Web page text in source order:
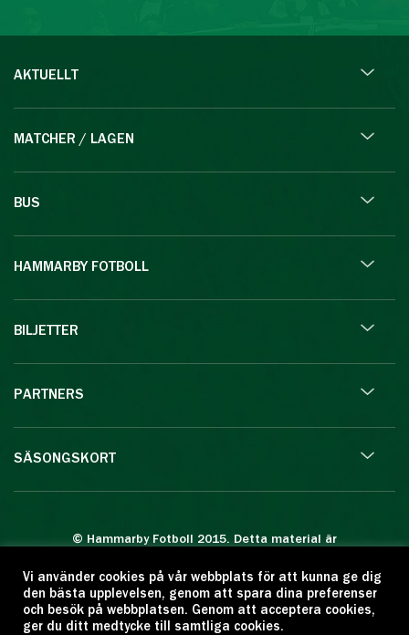
AKTUELLT
MATCHER / LAGEN
BUS
HAMMARBY FOTBOLL
BILJETTER
PARTNERS
SÄSONGSKORT
© Hammarby Fotboll 2015. Detta material är
Eftertryck eller annan kopiering är förbjuden.
Citera oss gärna men ange källan:
www.hammarbyfotboll.se. Ansvarig utgivare:
Vi använder cookies på vår webbplats för att kunna ge dig
den bästa upplevelsen, genom att spara dina preferenser
och besök på webbplatsen. Genom att acceptera cookies,
ger du ditt medtycke till samtliga cookies.